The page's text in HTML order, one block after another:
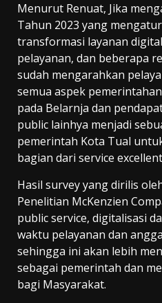
Menurut Renuat, Jika
Tahun 2023 yang
transformasi layanan
pelayanan, dan beberapa
sudah mengarahkan
semua aspek
pada Belarnja dan
public lainhya menjadi
pemerintah Kota Tual
bagian dari service
Hasil survey yang dirilis
Penelitian McKenzien
public service, digitalisasi
waktu pelayanan dan
sehingga ini akan lebih
sebagai pemerintah dan
bagi Masyarakat.